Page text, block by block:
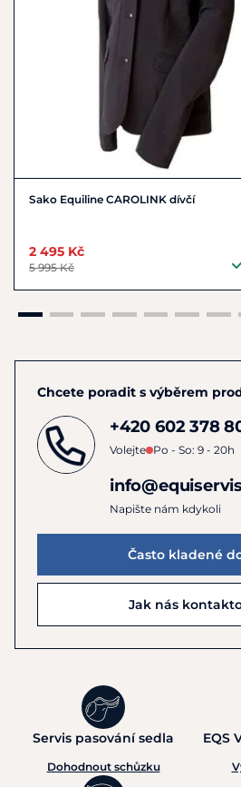
Sako Equiline CAROLINK dívčí
2 495 Kč
5 995 Kč
Chcete poradit s výběrem
+420 602 378
Volejte Po - So: 9 - 20h
Napište nám kdykoli
Často kladené
Jak nás
Servis pasování sedla
Dohodnout schůzku
EQS